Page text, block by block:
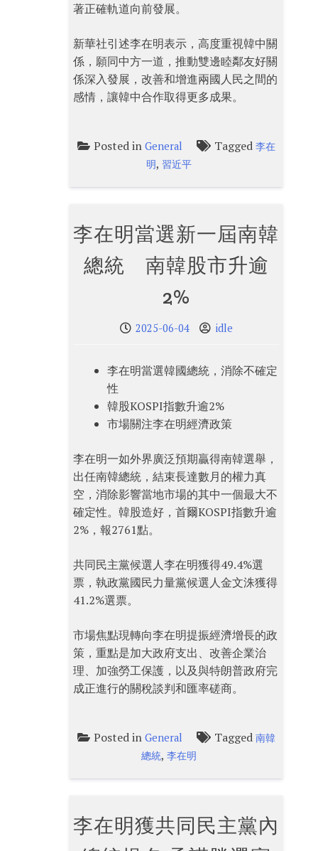
著正確軌道向前發展。
新華社引述李在明表示，高度重視韓中關
係，願同中方一道，推動雙邊睦鄰友好關
係深入發展，改善和增進兩國人民之間的
感情，讓韓中合作取得更多成果。
Posted in General Tagged 李在
明, 習近平
李在明當選新一屆南韓
總統 南韓股市升逾
2%
2025-06-04 idle
李在明當選韓國總統，消除不確定
性
韓股KOSPI指數升逾2%
市場關注李在明經濟政策
李在明一如外界廣泛預期贏得南韓選舉，
出任南韓總統，結束長達數月的權力真
空，消除影響當地市場的其中一個最大不
確定性。韓股造好，首爾KOSPI指數升逾
2%，報2761點。
共同民主黨候選人李在明獲得49.4%選
票，執政黨國民力量黨候選人金文洙獲得
41.2%選票。
市場焦點現轉向李在明提振經濟增長的政
策，重點是加大政府支出、改善企業治
理、加強勞工保護，以及與特朗普政府完
成正進行的關稅談判和匯率磋商。
Posted in General Tagged 南韓
總統,李在明
李在明獲共同民主黨內